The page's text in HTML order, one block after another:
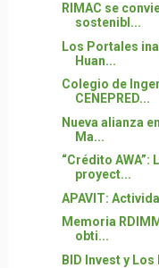
RIMAC se
sostenibl...
Los Portales
Huan...
Colegio de
CENEPRED...
Nueva alianza
Ma...
“Crédito AWA”:
proyect...
APAVIT:
Memoria
obti...
BID Invest y